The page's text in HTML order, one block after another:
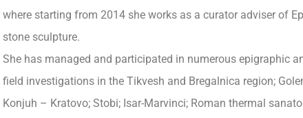
where starting from 2014 she works as a curator adviser of
stone sculpture.
She has managed and participated in numerous epigraphic
field investigations in the Tikvesh and Bregalnica region;
Konjuh – Kratovo; Stobi; Isar-Marvinci; Roman thermal